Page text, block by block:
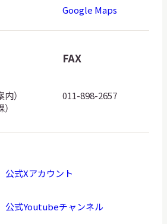
Google Maps
）
FAX
011-898-2657
公式Xアカウント
公式Youtubeチャンネル